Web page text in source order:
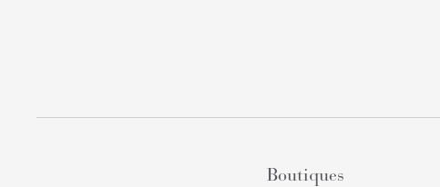
Boutiques